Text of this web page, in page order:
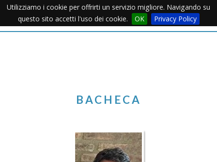
Utilizziamo i cookie per offrirti un servizio migliore. Navigando su
questo sito accetti l'uso dei cookie.
OK Privacy PolicyMenu
BACHECA